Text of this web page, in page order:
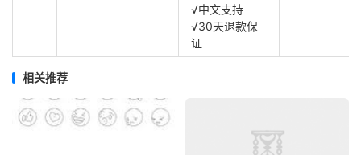
√中文支持
√30天退款保
证
相关推荐